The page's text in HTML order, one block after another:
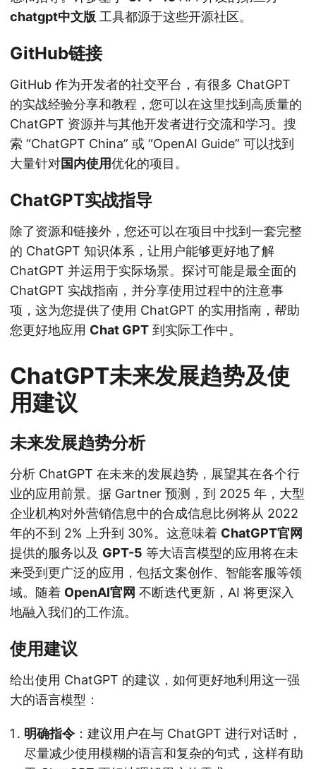
chatgpt中文版 工具都源于这些开源社区。
GitHub链接
GitHub 作为开发者的社交平台，有很多 ChatGPT
的实战经验分享和教程，您可以在这里找到高质量的
ChatGPT 资源并与其他开发者进行交流和学习。搜
索 “ChatGPT China” 或 “OpenAI Guide” 可以找到
大量针对国内使用优化的项目。
ChatGPT实战指导
除了资源和链接外，您还可以在项目中找到一套完整
的 ChatGPT 知识体系，让用户能够更好地了解
ChatGPT 并运用于实际场景。探讨可能是最全面的
ChatGPT 实战指南，并分享使用过程中的注意事
项，这为您提供了使用 ChatGPT 的实用指南，帮助
您更好地应用 Chat GPT 到实际工作中。
ChatGPT未来发展趋势及使
用建议
未来发展趋势分析
分析 ChatGPT 在未来的发展趋势，展望其在各个行
业的应用前景。据 Gartner 预测，到 2025 年，大型
企业机构对外营销信息中的合成信息比例将从 2022
年的不到 2% 上升到 30%。这意味着 ChatGPT官网
提供的服务以及 GPT-5 等大语言模型的应用将在未
来受到更广泛的应用，包括文案创作、智能客服等领
域。随着 OpenAI官网 不断迭代更新，AI 将更深入
地融入我们的工作流。
使用建议
给出使用 ChatGPT 的建议，如何更好地利用这一强
大的语言模型：
明确指令：建议用户在与 ChatGPT 进行对话时，
尽量减少使用模糊的语言和复杂的句式，这样有助